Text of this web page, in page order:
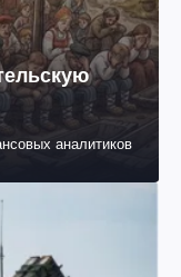
аналитиков